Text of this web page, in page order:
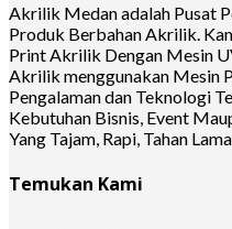
Akrilik Medan adalah Pusat
Produk Berbahan Akrilik.
Print Akrilik Dengan Mesin
Akrilik menggunakan Mesin
Pengalaman dan Teknologi
Kebutuhan Bisnis, Event
Yang Tajam, Rapi, Tahan
Temukan Kami